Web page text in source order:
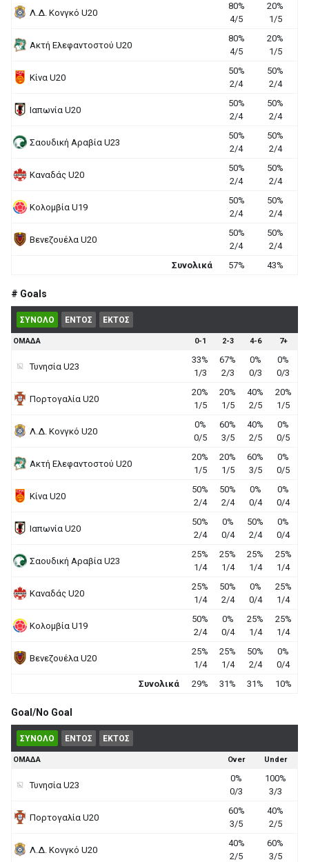
Λ.Δ. Κονγκό U20
80%
4/5
20%
1/5
Ακτή Ελεφαντοστού U20
80%
4/5
20%
1/5
Κίνα U20
50%
2/4
50%
2/4
Ιαπωνία U20
50%
2/4
50%
2/4
Σαουδική Αραβία U23
50%
2/4
50%
2/4
Καναδάς U20
50%
2/4
50%
2/4
Κολομβία U19
50%
2/4
50%
2/4
Βενεζουέλα U20
50%
2/4
50%
2/4
Συνολικά
57% 43%
# Goals
ΣΥΝΟΛΟ ΕΝΤΟΣ ΕΚΤΟΣ
ΟΜΑΔΑ 0-1 2-3 4-6 7+
Τυνησία U23
33%
1/3
67%
2/3
0%
0/3
0%
0/3
Πορτογαλία U20
20%
1/5
20%
1/5
40%
2/5
20%
1/5
Λ.Δ. Κονγκό U20
0%
0/5
60%
3/5
40%
2/5
0%
0/5
Ακτή Ελεφαντοστού U20
20%
1/5
20%
1/5
60%
3/5
0%
0/5
Κίνα U20
50%
2/4
50%
2/4
0%
0/4
0%
0/4
Ιαπωνία U20
50%
2/4
0%
0/4
50%
2/4
0%
0/4
Σαουδική Αραβία U23
25%
1/4
25%
1/4
25%
1/4
25%
1/4
Καναδάς U20
25%
1/4
50%
2/4
0%
0/4
25%
1/4
Κολομβία U19
50%
2/4
0%
0/4
25%
1/4
25%
1/4
Βενεζουέλα U20
25%
1/4
25%
1/4
50%
2/4
0%
0/4
Συνολικά
29% 31% 31% 10%
Goal/No Goal
ΣΥΝΟΛΟ ΕΝΤΟΣ ΕΚΤΟΣ
ΟΜΑΔΑ Over Under
Τυνησία U23
0%
0/3
100%
3/3
Πορτογαλία U20
60%
3/5
40%
2/5
Λ.Δ. Κονγκό U20
40%
2/5
60%
3/5